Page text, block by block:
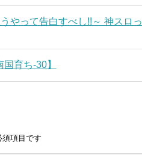
やって告白すべし!!～ 神スロっ
育ち-30】
項目です